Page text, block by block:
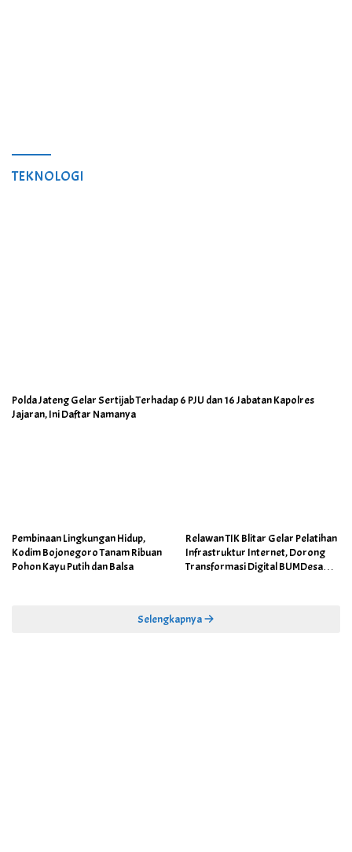
TEKNOLOGI
Polda Jateng Gelar Sertijab Terhadap 6 PJU dan 16 Jabatan Kapolres
Jajaran, Ini Daftar Namanya
Pembinaan Lingkungan Hidup,
Kodim Bojonegoro Tanam Ribuan
Pohon Kayu Putih dan Balsa
Relawan TIK Blitar Gelar Pelatihan
Infrastruktur Internet, Dorong
Transformasi Digital BUMDesa
Selengkapnya